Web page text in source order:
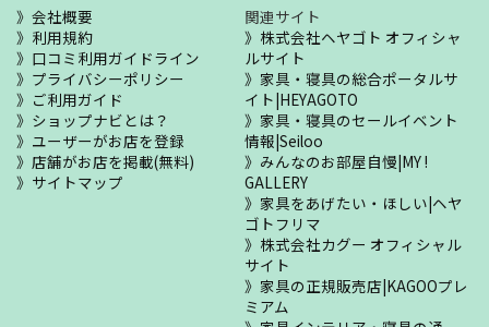
会社概要
利用規約
口コミ利用ガイドライン
プライバシーポリシー
ご利用ガイド
ショップナビとは？
ユーザーがお店を登録
店舗がお店を掲載(無料)
サイトマップ
関連サイト
株式会社ヘヤゴト オフィシャ
ルサイト
家具・寝具の総合ポータルサ
イト|HEYAGOTO
家具・寝具のセールイベント
情報|Seiloo
みんなのお部屋自慢|MY !
GALLERY
家具をあげたい・ほしい|ヘヤ
ゴトフリマ
株式会社カグー オフィシャル
サイト
家具の正規販売店|KAGOOプレ
ミアム